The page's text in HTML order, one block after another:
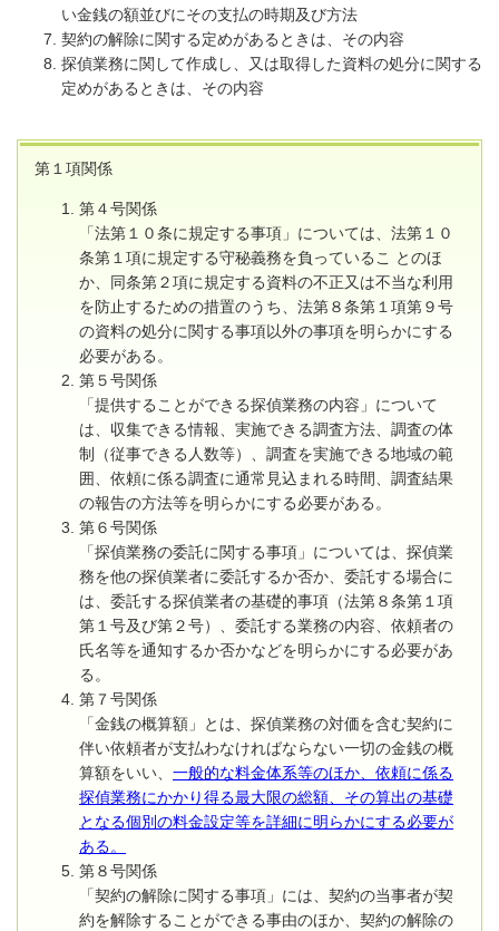
い金銭の額並びにその支払の時期及び方法
契約の解除に関する定めがあるときは、その内容
探偵業務に関して作成し、又は取得した資料の処分に関する
定めがあるときは、その内容
第１項関係
第４号関係
「法第１０条に規定する事項」については、法第１０
条第１項に規定する守秘義務を負っているこ とのほ
か、同条第２項に規定する資料の不正又は不当な利用
を防止するための措置のうち、法第８条第１項第９号
の資料の処分に関する事項以外の事項を明らかにする
必要がある。
第５号関係
「提供することができる探偵業務の内容」について
は、収集できる情報、実施できる調査方法、調査の体
制（従事できる人数等）、調査を実施できる地域の範
囲、依頼に係る調査に通常見込まれる時間、調査結果
の報告の方法等を明らかにする必要がある。
第６号関係
「探偵業務の委託に関する事項」については、探偵業
務を他の探偵業者に委託するか否か、委託する場合に
は、委託する探偵業者の基礎的事項（法第８条第１項
第１号及び第２号）、委託する業務の内容、依頼者の
氏名等を通知するか否かなどを明らかにする必要があ
る。
第７号関係
「金銭の概算額」とは、探偵業務の対価を含む契約に
伴い依頼者が支払わなければならない一切の金銭の概
算額をいい、 一般的な料金体系等のほか、依頼に係る
探偵業務にかかり得る最大限の総額、その算出の基礎
となる個別の料金設定等を詳細に明らかにする必要が
ある。
第８号関係
「契約の解除に関する事項」には、契約の当事者が契
約を解除することができる事由のほか、契約の解除の